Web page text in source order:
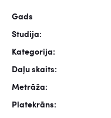
Gads
Studija:
Kategorija:
Daļu skaits:
Metrāža:
Platekrāns: